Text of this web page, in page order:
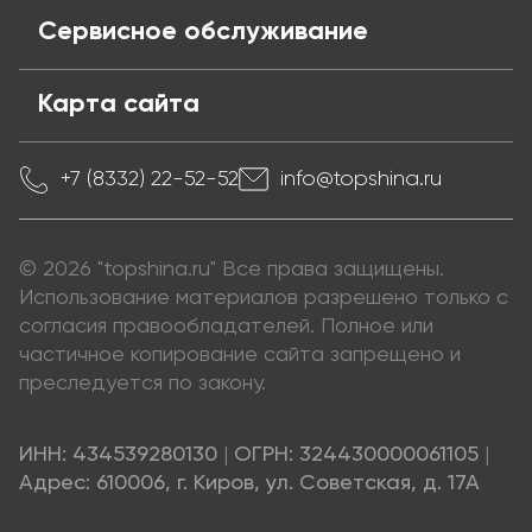
Сервисное обслуживание
Карта сайта
+7 (8332) 22-52-52 info@topshina.ru
© 2026 "topshina.ru" Все права защищены.
Использование материалов разрешено только с
согласия правообладателей. Полное или
частичное копирование сайта запрещено и
преследуется по закону.
ИНН: 434539280130 ОГРН: 324430000061105
Адрес: 610006, г. Киров, ул. Советская, д. 17А